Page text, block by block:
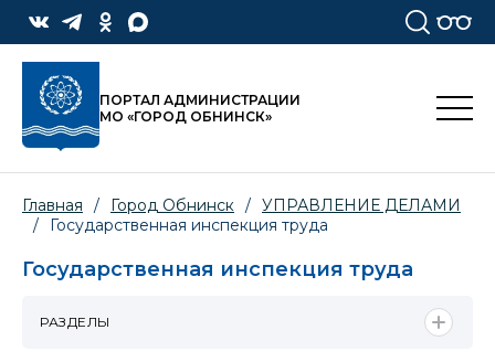
ПОРТАЛ АДМИНИСТРАЦИИ
МО «ГОРОД ОБНИНСК»
Главная / Город Обнинск / УПРАВЛЕНИЕ ДЕЛАМИ
/
Государственная инспекция труда
Государственная инспекция труда
РАЗДЕЛЫ